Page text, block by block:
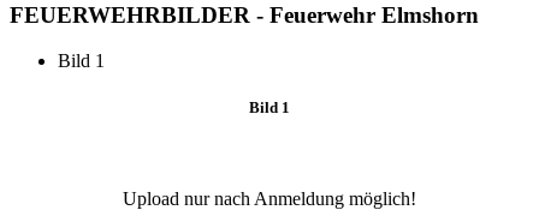
FEUERWEHRBILDER - Feuerwehr Elmshorn
Bild 1
Bild 1
Upload nur nach Anmeldung möglich!